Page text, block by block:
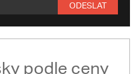
ODESLAT
podle ceny